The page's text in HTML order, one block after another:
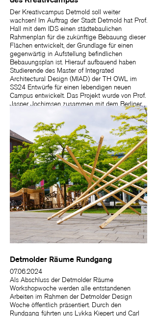
Der Kreativcampus Detmold soll weiter
wachsen! Im Auftrag der Stadt Detmold hat Prof.
Hall mit dem IDS einen städtebaulichen
Rahmenplan für die zukünftige Bebauung dieser
Flächen entwickelt, der Grundlage für einen
gegenwärtig in Aufstellung befindlichen
Bebauungsplan ist. Hierauf aufbauend haben
Studierende des Master of Integrated
Architectural Design (MIAD) der TH OWL im
SS24 Entwürfe für einen lebendigen neuen
Campus entwickelt. Das Projekt wurde von Prof.
Jasper Jochimsen zusammen mit dem Berliner
Architekten und Theoretiker Prof. Dr. Benedikt
Tonon betreut, der den Entwurfsprozess begleitet
hat.
Detmolder Räume Rundgang
07.06.2024
Als Abschluss der Detmolder Räume
Workshopwoche werden alle entstandenen
Arbeiten im Rahmen der Detmolder Design
Woche öffentlich präsentiert. Durch den
Rundgang führten uns Lykka Kiepert und Carl